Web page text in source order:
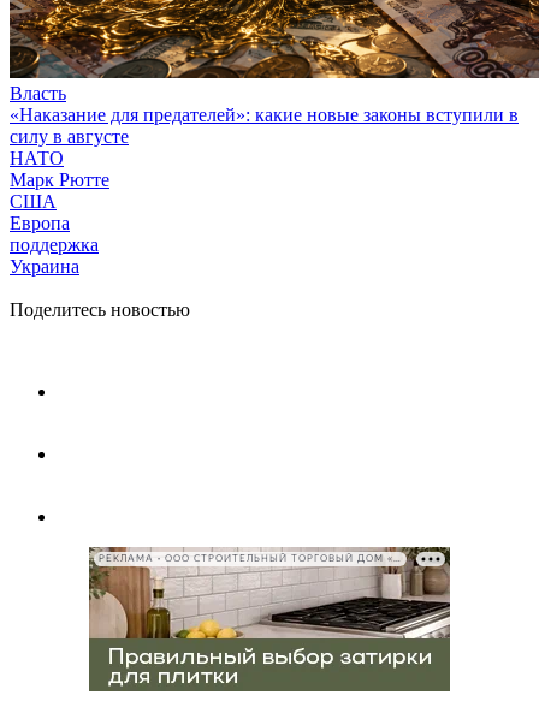
Власть
«Наказание для предателей»: какие новые законы вступили в
силу в августе
НАТО
Марк Рютте
США
Европа
поддержка
Украина
Поделитесь новостью
РЕКЛАМА • ООО СТРОИТЕЛЬНЫЙ ТОРГОВЫЙ ДОМ «ПЕТРОВИЧ», ИНН 7802348846